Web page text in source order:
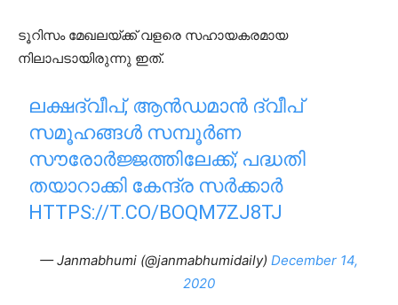
ടൂറിസം മേഖലയ്ക്ക് വളരെ സഹായകരമായ
നിലാപടായിരുന്നു ഇത്.
ലക്ഷദ്വീപ്, ആന്‍ഡമാന്‍ ദ്വീപ്
സമൂഹങ്ങള്‍ സമ്പൂര്‍ണ
സൗരോര്‍ജ്ജത്തിലേക്ക്; പദ്ധതി
തയാറാക്കി കേന്ദ്ര സര്‍ക്കാര്‍
HTTPS://T.CO/BOQM7ZJ8TJ
— Janmabhumi (@janmabhumidaily) December 14,
2020